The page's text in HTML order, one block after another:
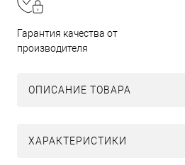
Гарантия качества от
производителя
ОПИСАНИЕ ТОВАРА
ХАРАКТЕРИСТИКИ